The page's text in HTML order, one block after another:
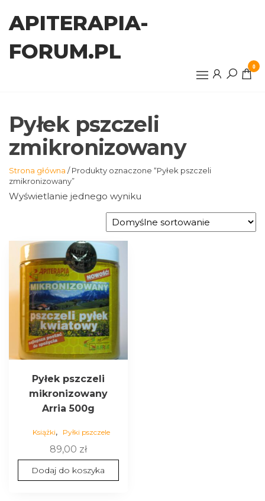
APITERAPIA-
FORUM.PL
0
Pyłek pszczeli
zmikronizowany
Strona główna / Produkty oznaczone “Pyłek pszczeli
zmikronizowany”
Wyświetlanie jednego wyniku
Pyłek pszczeli
mikronizowany
Arria 500g
Książki, Pyłki pszczele
89,00 zł
Dodaj do koszyka